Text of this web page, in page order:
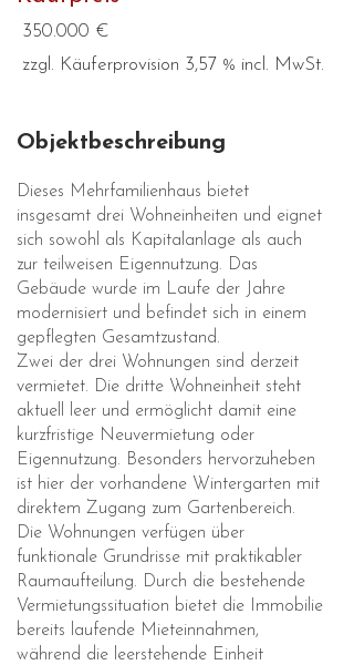
350.000 €
zzgl. Käuferprovision 3,57 % incl. MwSt.​​​
Objektbeschreibung
Dieses Mehrfamilienhaus bietet
insgesamt drei Wohneinheiten und eignet
sich sowohl als Kapitalanlage als auch
zur teilweisen Eigennutzung. Das
Gebäude wurde im Laufe der Jahre
modernisiert und befindet sich in einem
gepflegten Gesamtzustand.
Zwei der drei Wohnungen sind derzeit
vermietet. Die dritte Wohneinheit steht
aktuell leer und ermöglicht damit eine
kurzfristige Neuvermietung oder
Eigennutzung. Besonders hervorzuheben
ist hier der vorhandene Wintergarten mit
direktem Zugang zum Gartenbereich.
Die Wohnungen verfügen über
funktionale Grundrisse mit praktikabler
Raumaufteilung. Durch die bestehende
Vermietungssituation bietet die Immobilie
bereits laufende Mieteinnahmen,
während die leerstehende Einheit